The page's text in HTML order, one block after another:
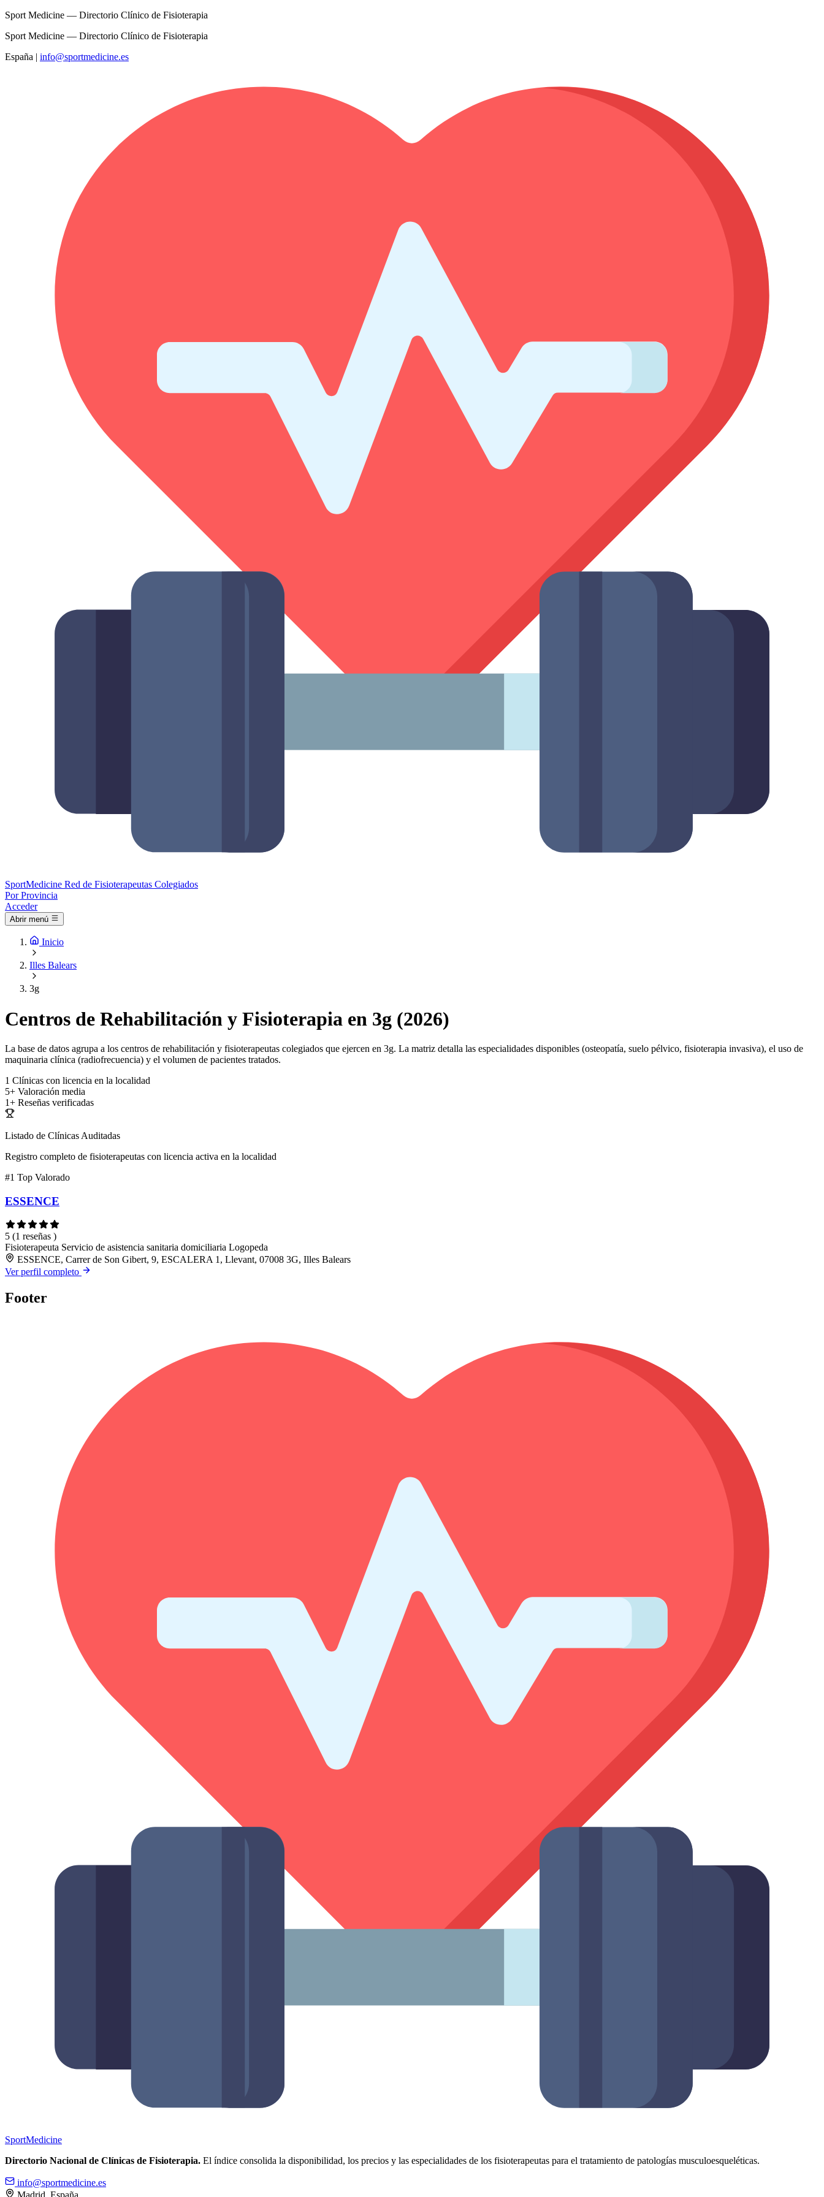
Sport Medicine — Directorio Clínico de Fisioterapia
Sport Medicine — Directorio Clínico de Fisioterapia
España | info@sportmedicine.es
SportMedicine Red de Fisioterapeutas Colegiados
Por Provincia
Acceder
Abrir menú
Inicio
Illes Balears
3g
Centros de Rehabilitación y Fisioterapia en 3g (2026)
La base de datos agrupa a los centros de rehabilitación y fisioterapeutas colegiados que ejercen en 3g. La matriz detalla las especialidades disponibles (osteopatía, suelo pélvico, fisioterapia invasiva), el uso de
maquinaria clínica (radiofrecuencia) y el volumen de pacientes tratados.
1 Clínicas con licencia en la localidad
5+ Valoración media
1+ Reseñas verificadas
Listado de Clínicas Auditadas
Registro completo de fisioterapeutas con licencia activa en la localidad
#1 Top Valorado
ESSENCE
5 (1 reseñas )
Fisioterapeuta Servicio de asistencia sanitaria domiciliaria Logopeda
ESSENCE, Carrer de Son Gibert, 9, ESCALERA 1, Llevant, 07008 3G, Illes Balears
Ver perfil completo
Footer
SportMedicine
Directorio Nacional de Clínicas de Fisioterapia. El índice consolida la disponibilidad, los precios y las especialidades de los fisioterapeutas para el tratamiento de patologías musculoesqueléticas.
info@sportmedicine.es